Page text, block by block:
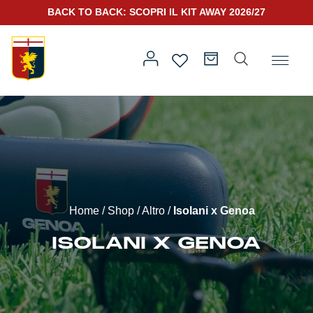
Prima squadra
Genoa for Special
Training
Rappresentanza
Kit Gara 25/26
BACK TO BACK: SCOPRI IL KIT AWAY 2026/27
Home / Shop /Altro / Isolani x Genoa
ISOLANI X GENOA